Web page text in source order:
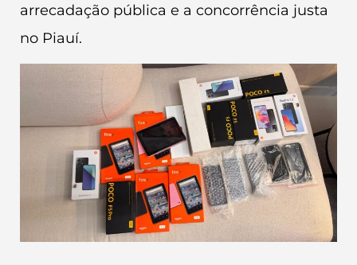
arrecadação pública e a concorrência justa
no Piauí.